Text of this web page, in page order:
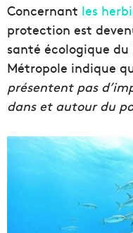
Concernant les
protection est
santé écologique
Métropole indique
présentent pas
dans et autour du